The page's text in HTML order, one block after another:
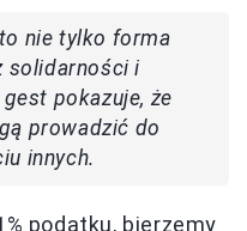
nie tylko forma
solidarności i
pokazuje, że
prowadzić do
innych.
podatku, bierzemy